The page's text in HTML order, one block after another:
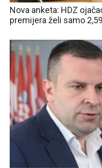
Nova anketa: HDZ
premijera želi samo